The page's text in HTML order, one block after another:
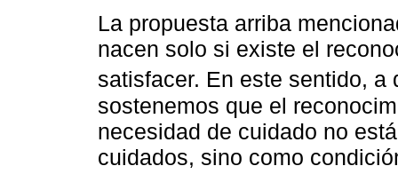
La propuesta arriba
nacen solo si existe el
satisfacer. En este sentido,
sostenemos que el
necesidad de cuidado no
cuidados, sino como